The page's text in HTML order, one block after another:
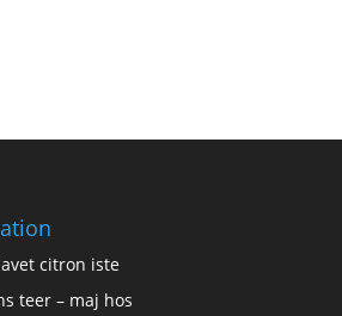
citron iste
teer – maj hos